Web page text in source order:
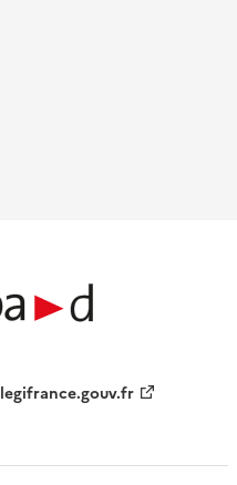
legifrance.gouv.fr